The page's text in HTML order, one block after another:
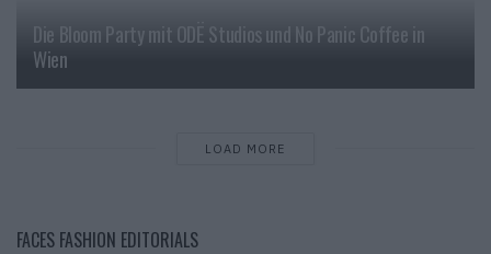
Die Bloom Party mit ODË Studios und No Panic Coffee in
Wien
LOAD MORE
FACES FASHION EDITORIALS